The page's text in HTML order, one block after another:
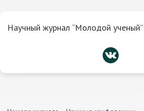
Научный журнал “Молодой